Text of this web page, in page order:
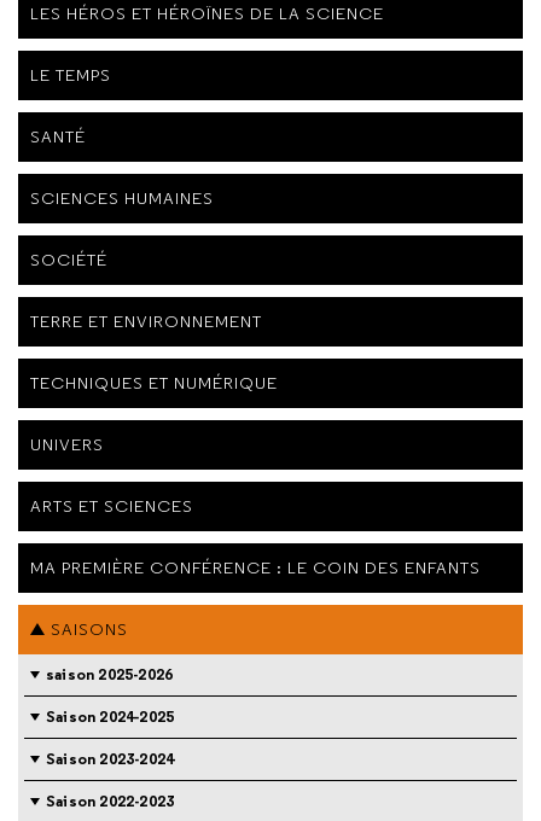
LES HÉROS ET HÉROÏNES DE LA SCIENCE
LE TEMPS
SANTÉ
SCIENCES HUMAINES
SOCIÉTÉ
TERRE ET ENVIRONNEMENT
TECHNIQUES ET NUMÉRIQUE
UNIVERS
ARTS ET SCIENCES
MA PREMIÈRE CONFÉRENCE : LE COIN DES ENFANTS
SAISONS
saison 2025-2026
Saison 2024-2025
Saison 2023-2024
Saison 2022-2023